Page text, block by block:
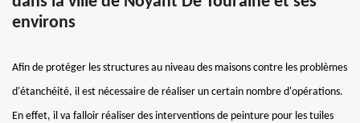
environs
Afin de protéger les structures au niveau des maisons contre les problèmes
d'étanchéité, il est nécessaire de réaliser un certain nombre d'opérations.
En effet, il va falloir réaliser des interventions de peinture pour les tuiles